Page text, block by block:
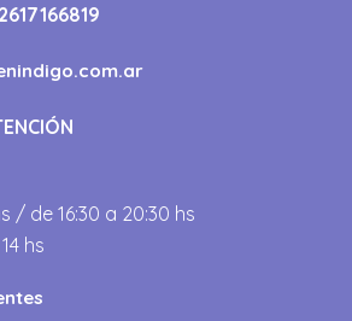
/ de 16:30 a 20:30 hs
hs